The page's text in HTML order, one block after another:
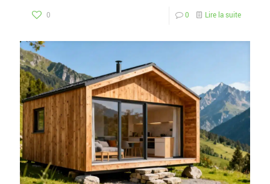
0 0 Lire la suite